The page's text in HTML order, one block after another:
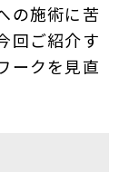
の施術に苦
回ご紹介す
ークを見直